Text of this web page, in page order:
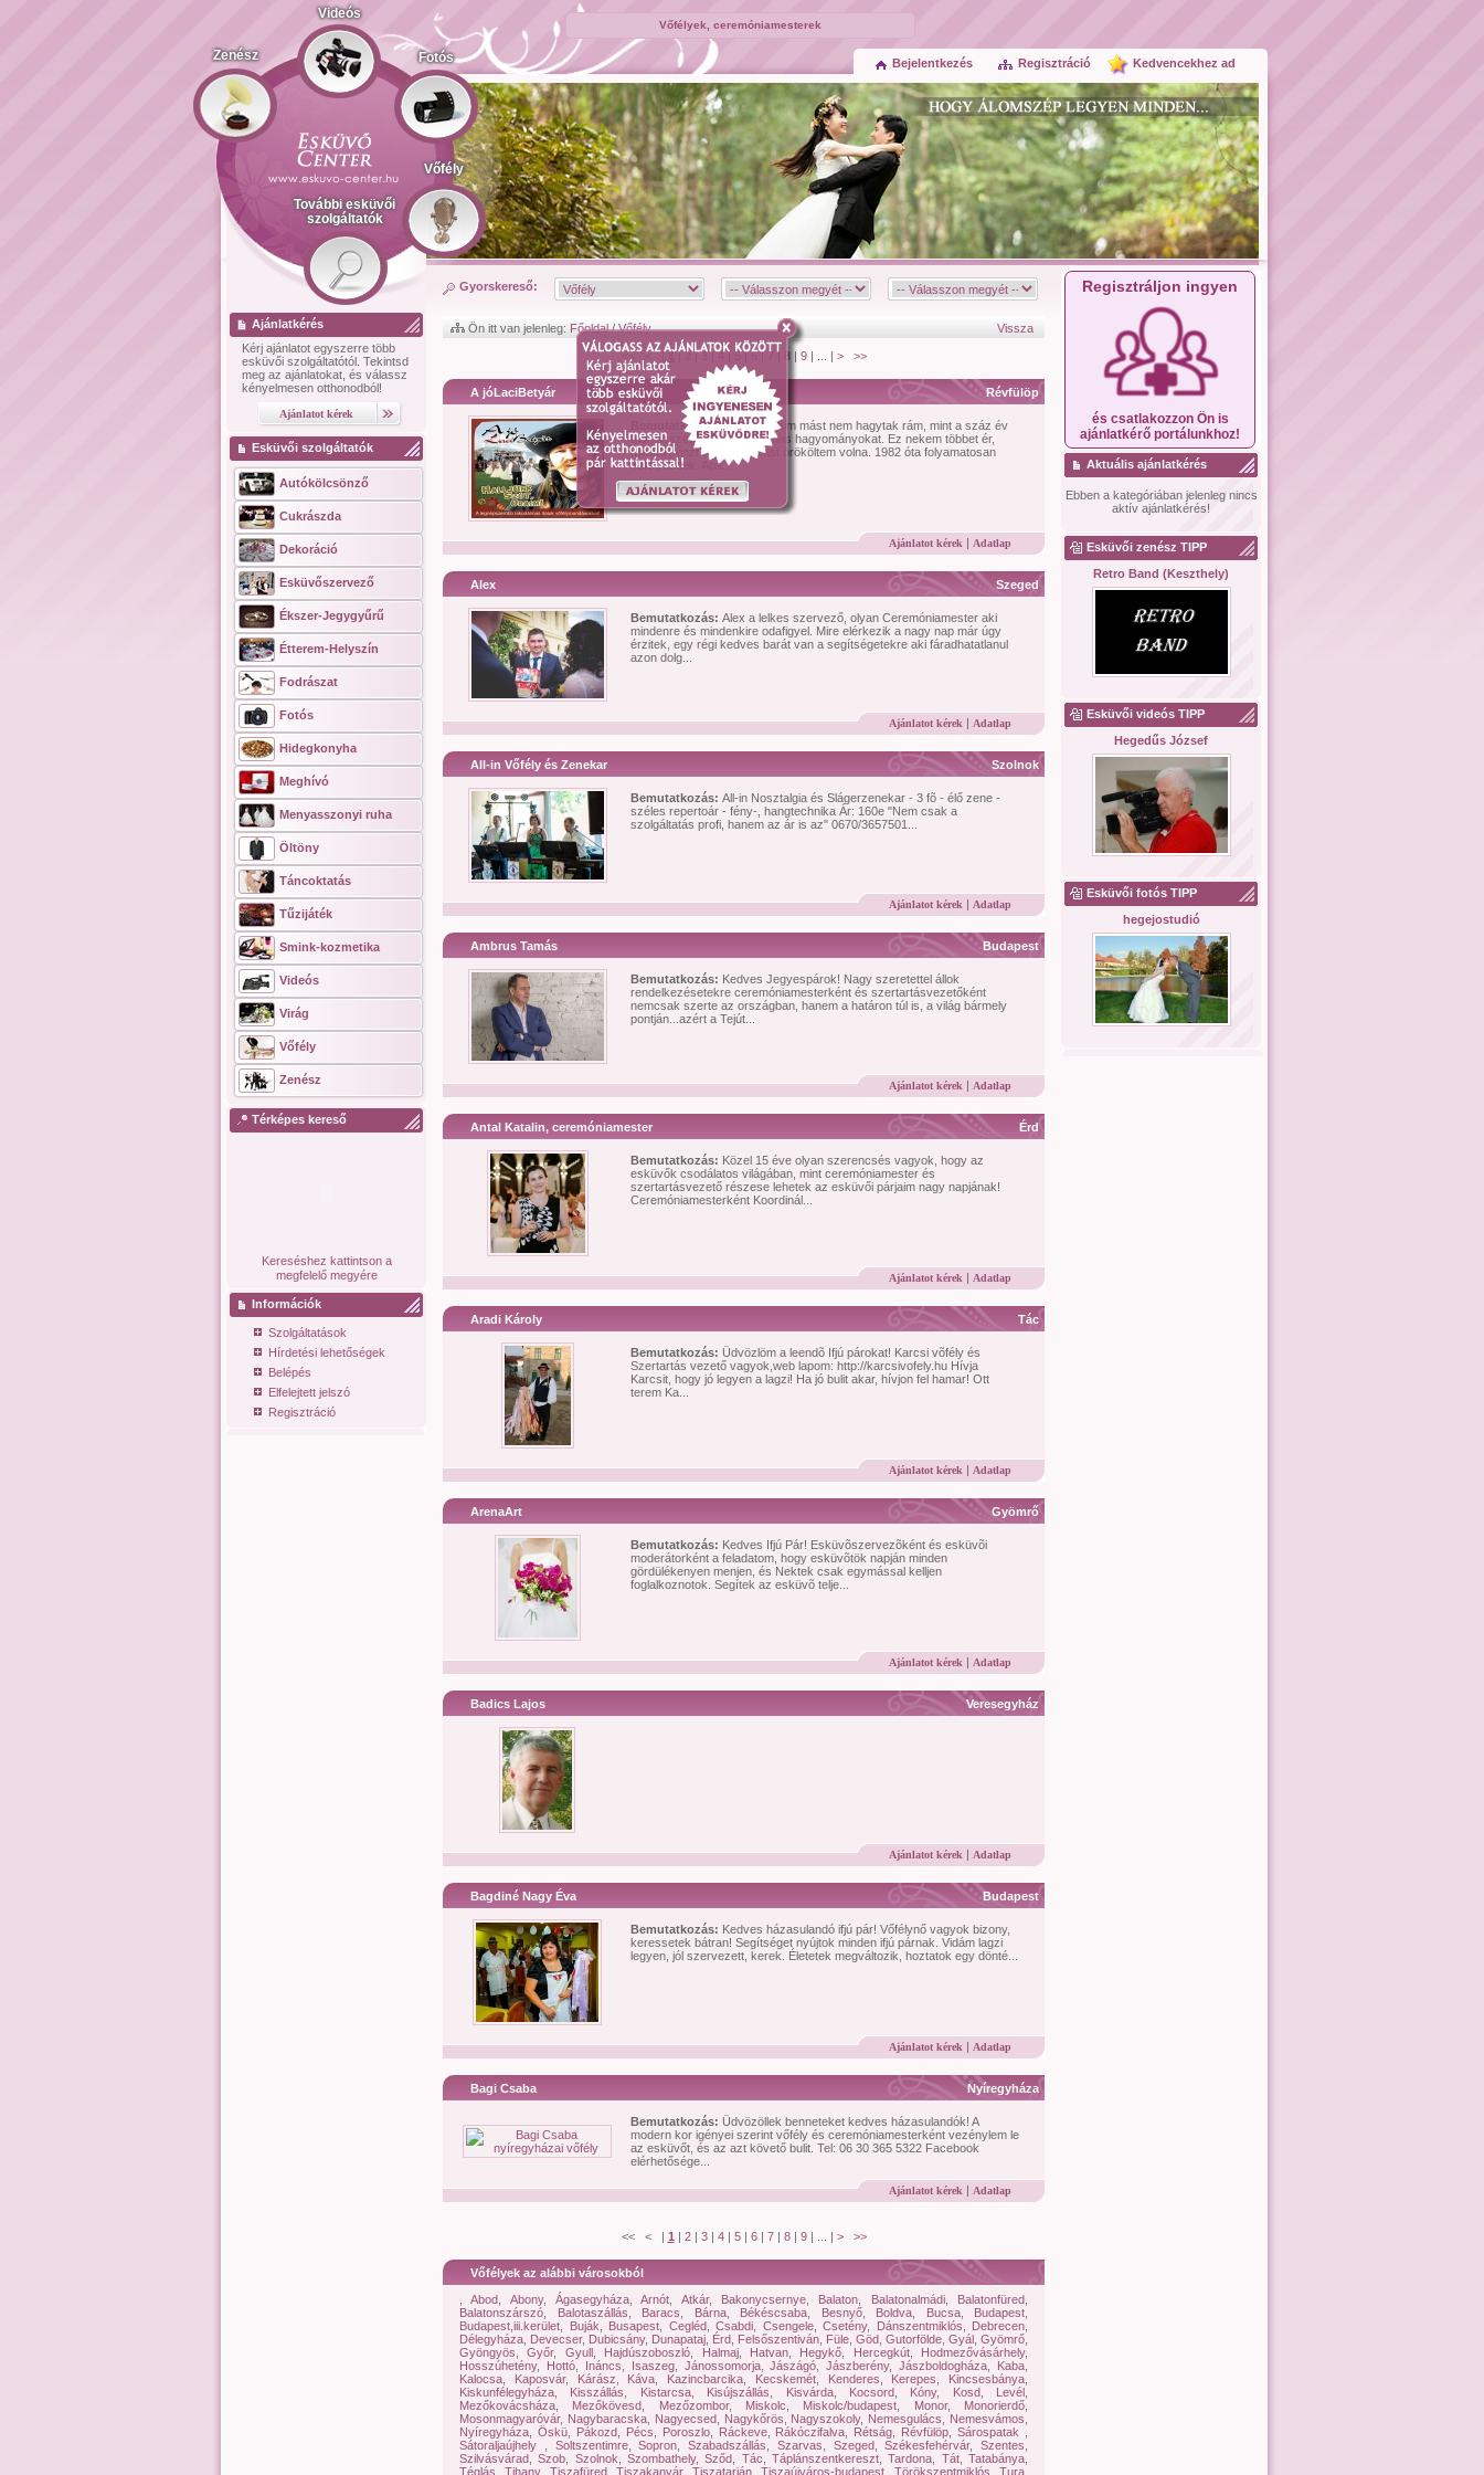
Vőfélyek, ceremóniamesterek
Zenész
Videós
Fotós
Vőfély
További esküvői
szolgáltatók
Kedvencekhez ad
Regisztráció
Bejelentkezés
Ajánlatkérés
Kérj ajánlatot egyszerre több
esküvői szolgáltatótól. Tekintsd
meg az ajánlatokat, és válassz
kényelmesen otthonodból!
Esküvői szolgáltatók
Autókölcsönző
Cukrászda
Dekoráció
Esküvőszervező
Ékszer-Jegygyűrű
Étterem-Helyszín
Fodrászat
Fotós
Hidegkonyha
Meghívó
Menyasszonyi ruha
Öltöny
Táncoktatás
Tűzijáték
Smink-kozmetika
Videós
Virág
Vőfély
Zenész
Térképes kereső
Kereséshez kattintson a
megfelelő megyére
Információk
Szolgáltatások
Hírdetési lehetőségek
Belépés
Elfelejtett jelszó
Regisztráció
Gyorskereső:
Ön itt van jelenleg: Főoldal/Vőfély Vissza
<< < | 1|2|3|4| 5|6| 7 | 8| 9| ... | > >>
A jóLaciBetyár Révfülöp
Bemutatkozás:Az öregapáim mást nem hagytak rám, mint a száz év
alatt összegyûjtött lakodalmas hagyományokat. Ez nekem többet ér,
mintha pénzt vagy tartozást örököltem volna. 1982 óta folyamatosan
võfélykedek. Apá...
Ajánlatot kérek | Adatlap
Alex Szeged
Bemutatkozás: Alex a lelkes szervező, olyan Ceremóniamester aki
mindenre és mindenkire odafigyel. Mire elérkezik a nagy nap már úgy
érzitek, egy régi kedves barát van a segítségetekre aki fáradhatatlanul
azon dolg...
Ajánlatot kérek | Adatlap
All-in Vőfély és Zenekar Szolnok
Bemutatkozás: All-in Nosztalgia és Slágerzenekar - 3 fõ - élő zene -
széles repertoár - fény-, hangtechnika Ár: 160e "Nem csak a
szolgáltatás profi, hanem az ár is az" 0670/3657501...
Ajánlatot kérek | Adatlap
Ambrus Tamás Budapest
Bemutatkozás: Kedves Jegyespárok! Nagy szeretettel állok
rendelkezésetekre ceremóniamesterként és szertartásvezetőként
nemcsak szerte az országban, hanem a határon túl is, a világ bármely
pontján...azért a Tejút...
Ajánlatot kérek | Adatlap
Antal Katalin, ceremóniamester Érd
Bemutatkozás: Közel 15 éve olyan szerencsés vagyok, hogy az
esküvők csodálatos világában, mint ceremóniamester és
szertartásvezető részese lehetek az esküvői párjaim nagy napjának!
Ceremóniamesterként Koordinál...
Ajánlatot kérek | Adatlap
Aradi Károly Tác
Bemutatkozás: Üdvözlöm a leendõ Ifjú párokat! Karcsi võfély és
Szertartás vezető vagyok,web lapom: http://karcsivofely.hu Hívja
Karcsit, hogy jó legyen a lagzi! Ha jó bulit akar, hívjon fel hamar! Ott
terem Ka...
Ajánlatot kérek | Adatlap
ArenaArt Gyömrő
Bemutatkozás: Kedves Ifjú Pár! Esküvõszervezõként és esküvõi
moderátorként a feladatom, hogy esküvõtök napján minden
gördülékenyen menjen, és Nektek csak egymással kelljen
foglalkoznotok. Segítek az esküvõ telje...
Ajánlatot kérek | Adatlap
Badics Lajos Veresegyház
Ajánlatot kérek | Adatlap
Bagdiné Nagy Éva Budapest
Bemutatkozás: Kedves házasulandó ifjú pár! Vőfélynő vagyok bizony,
keressetek bátran! Segítséget nyújtok minden ifjú párnak. Vidám lagzi
legyen, jól szervezett, kerek. Életetek megváltozik, hoztatok egy dönté...
Ajánlatot kérek | Adatlap
Bagi Csaba Nyíregyháza
Bemutatkozás: Üdvözöllek benneteket kedves házasulandók! A
modern kor igényei szerint vőfély és ceremóniamesterként vezénylem le
az esküvőt, és az azt követő bulit. Tel: 06 30 365 5322 Facebook
elérhetősége...
Ajánlatot kérek | Adatlap
<< < | 1 | 2| 3| 4| 5| 6| 7| 8| 9| ... | > >>
Vőfélyek az alábbi városokból
,Abod Abony,Ágasegyháza ,Arnót Atkár, Bakonycsernye Balaton Balatonalmádi, Balatonfüred
Balatonszárszó
Balotaszállás Baracs Bárna, Békéscsaba Besnyő, Boldva Bucsa, Budapest
Budapest,iii.kerület
Buják Busapest Cegléd, Csabdi Csengele, Csetény, Dánszentmiklós Debrecen
Délegyháza Devecser, Dubicsány, Dunapataj Érd Felsőszentiván Füle Göd Gutorfölde Gyál Gyömrő
Gyöngyös ,Győr, Gyull, Hajdúszoboszló Halmaj, Hatvan, Hegykő Hercegkút, Hodmezővásárhely,
Hosszúhetény, Hottó, Ináncs Isaszeg, Jánossomorja,Jászágó ,Jászberény,Jászboldogháza Kaba
Kalocsa
Kaposvár, Kárász Káva Kazincbarcika Kecskemét, Kenderes Kerepes Kincsesbánya
Kiskunfélegyháza
Kisszállás Kistarcsa, Kisújszállás Kisvárda, Kocsord, Kóny, Kosd, Levél
Mezőkovácsháza
Mezőkövesd Mezőzombor, Miskolc Miskolc/budapest Monor, Monorierdő
Mosonmagyaróvár, Nagybaracska, Nagyecsed, Nagykőrös Nagyszokoly, Nemesgulács Nemesvámos
Nyíregyháza
Öskü, Pákozd, Pécs Poroszlo, Ráckeve, Rákóczifalva Rétság Révfülöp ,Sárospatak
Sátoraljaújhely
Soltszentimre,Sopron Szabadszállás Szarvas Szeged,Székesfehérvár, Szentes
Szilvásvárad ,Szob Szolnok ,Szombathely,Sződ Tác ,Táplánszentkereszt ,Tardona Tát,Tatabánya
Téglás ,Tihany, Tiszafüred,Tiszakanyár, Tiszatarján,Tiszaújváros-budapest Törökszentmiklós ,Tura
Regisztráljon ingyen
és csatlakozzon Ön is
ajánlatkérő portálunkhoz!
Aktuális ajánlatkérés
Ebben a kategóriában jelenleg nincs
aktív ajánlatkérés!
Esküvői zenész TIPP
Retro Band (Keszthely)
Esküvői videós TIPP
Hegedűs József
Esküvői fotós TIPP
hegejostudió